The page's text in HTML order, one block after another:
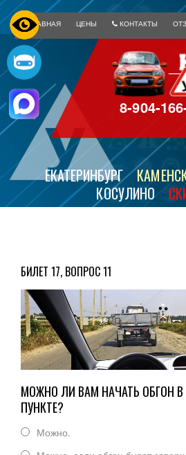
ГЛАВНАЯ ЦЕНЫ КОНТАКТЫ
8-904-
ЕКАТЕРИНБУРГ
КОСУЛИНО
БИЛЕТ 17, ВОПРОС 11
МОЖНО ЛИ ВАМ НАЧАТЬ ОБГОН
ПУНКТЕ?
Можно.